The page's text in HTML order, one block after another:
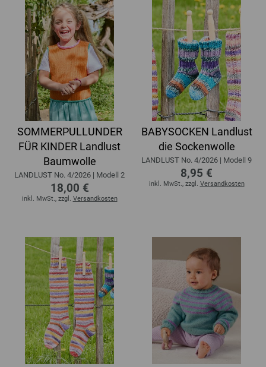
SOMMERPULLUNDER
FÜR KINDER Landlust
Baumwolle
LANDLUST No. 4/2026 | Modell 2
18,00 €
inkl. MwSt., zzgl. Versandkosten
BABYSOCKEN Landlust
die Sockenwolle
LANDLUST No. 4/2026 | Modell 9
8,95 €
inkl. MwSt., zzgl. Versandkosten